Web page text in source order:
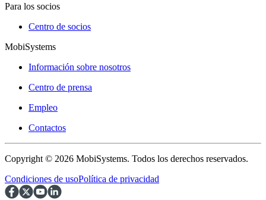
Para los socios
Centro de socios
MobiSystems
Información sobre nosotros
Centro de prensa
Empleo
Contactos
Copyright © 2026 MobiSystems. Todos los derechos reservados.
Condiciones de usoPolítica de privacidad